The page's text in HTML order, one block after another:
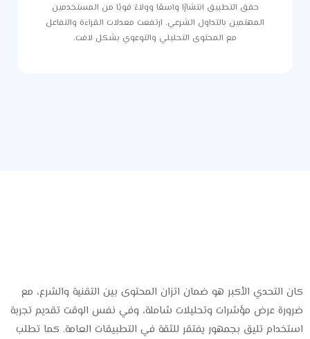
حقق التطبيق انتشارًا واسعًا وولاءً قويًا من المستخدمين
المهتمين بالتداول الشرعي. ارتفعت معدلات القراءة والتفاعل
مع المحتوى التحليلي والتوعوي بشكل لافت.
كان التحدي الأكبر هو ضمان اتزان المحتوى بين التقنية والشرع، مع
ضرورة عرض مؤشرات وتحليلات شاملة، وفي نفس الوقت تقديم تجربة
استخدام تليق بجمهور يفتقر للثقة في التطبيقات العامة. كما تطلب